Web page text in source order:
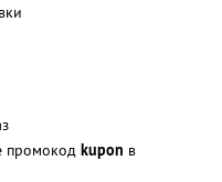
промокод kupon в